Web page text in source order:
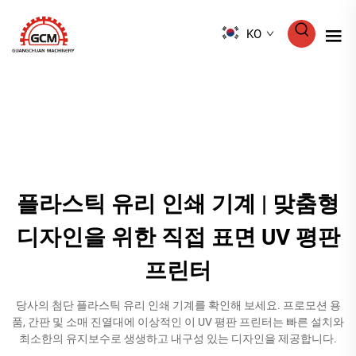
KO
플라스틱 유리 인쇄 기계 | 맞춤형
디자인을 위한 직접 표면 UV 평판
프린터
당사의 첨단 플라스틱 유리 인쇄 기계를 확인해 보세요. 프로모션 용
품, 간판 및 소매 진열대에 이상적인 이 UV 평판 프린터는 빠른 설치와
최소한의 유지보수로 생생하고 내구성 있는 디자인을 제공합니다.